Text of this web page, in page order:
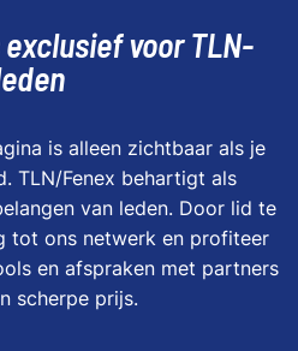
voor TLN-
is alleen zichtbaar als je
TLN/Fenex behartigt als
van leden. Door lid te
tot ons netwerk en profiteer
en afspraken met partners
scherpe prijs.